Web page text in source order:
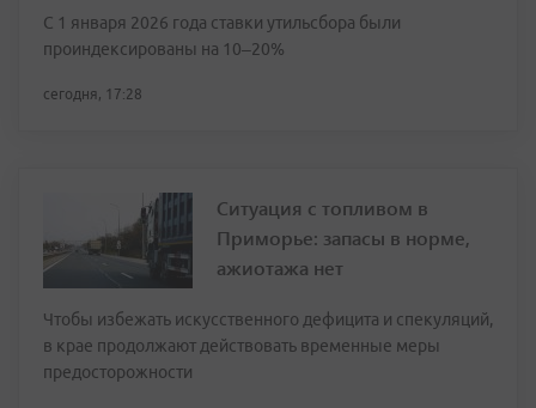
С 1 января 2026 года ставки утильсбора были
проиндексированы на 10–20%
сегодня, 17:28
Ситуация с топливом в
Приморье: запасы в норме,
ажиотажа нет
Чтобы избежать искусственного дефицита и спекуляций,
в крае продолжают действовать временные меры
предосторожности